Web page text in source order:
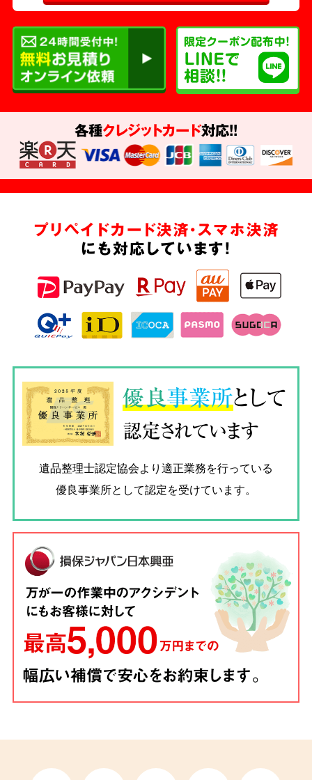
各種クレジットカード対応!!
プリペイドカード決済・スマホ決済
にも対応しています!
優良事業所として
認定されています
遺品整理士認定協会より適正業務を行っている
優良事業所として認定を受けています。